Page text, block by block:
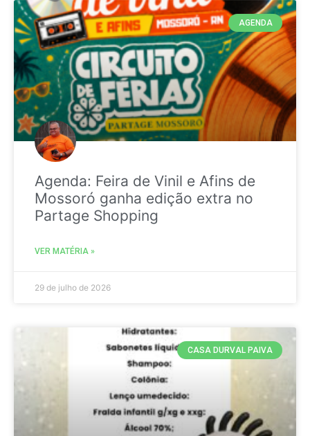
AGENDA
Agenda: Feira de Vinil e Afins de
Mossoró ganha edição extra no
Partage Shopping
VER MATÉRIA »
29 de julho de 2026
CASA DURVAL PAIVA